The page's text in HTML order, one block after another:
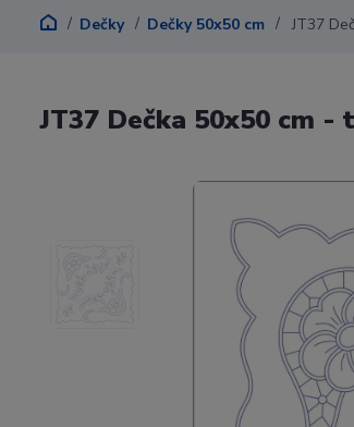
Dečky Dečky 50x50 cm JT37
JT37 Dečka 50x50 cm -